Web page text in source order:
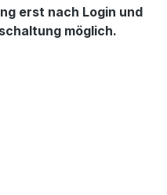
den
erst nach Login und
möglich.